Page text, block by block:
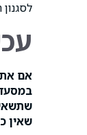
אם
שאין